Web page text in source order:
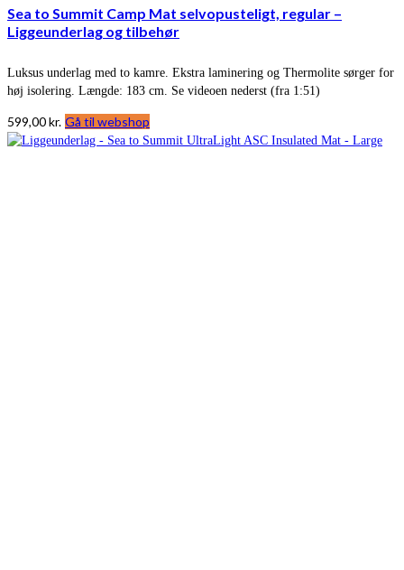
Sea to Summit Camp Mat selvopusteligt, regular –
Liggeunderlag og tilbehør
Luksus underlag med to kamre. Ekstra laminering og Thermolite sørger for
høj isolering. Længde: 183 cm. Se videoen nederst (fra 1:51)
599,00kr. Gå til webshop